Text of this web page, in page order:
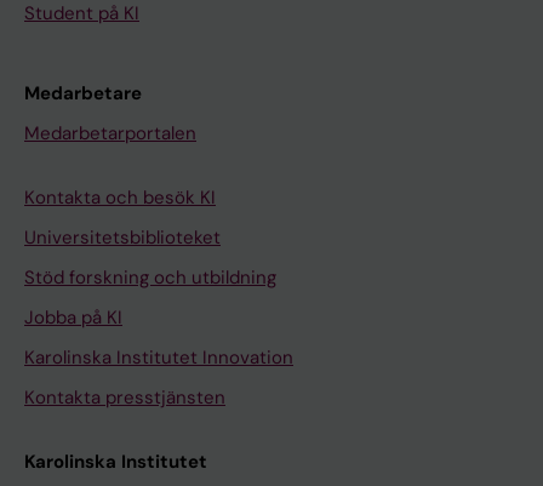
Student på KI
Medarbetare
Medarbetarportalen
Kontakta och besök KI
Universitetsbiblioteket
Stöd forskning och utbildning
Jobba på KI
Karolinska Institutet Innovation
Kontakta presstjänsten
Karolinska Institutet